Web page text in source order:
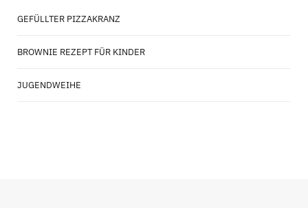
GEFÜLLTER PIZZAKRANZ
BROWNIE REZEPT FÜR KINDER
JUGENDWEIHE